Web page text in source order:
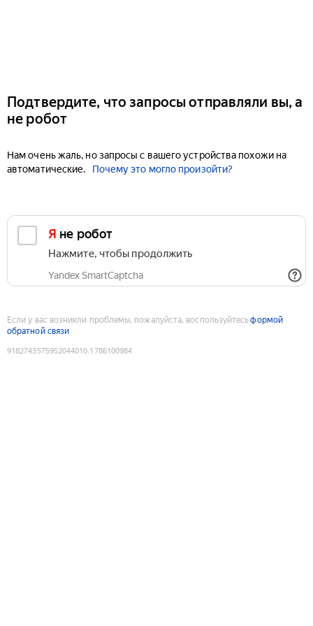
Подтвердите, что запросы отправляли вы, а
не робот
Нам очень жаль, но запросы с вашего устройства похожи на
автоматические.
Почему это могло произойти?
Я не робот
Нажмите, чтобы продолжить
Yandex SmartCaptcha
Если у вас возникли проблемы, пожалуйста, воспользуйтесьформой
обратной связи
9182743575952044010:1786100984